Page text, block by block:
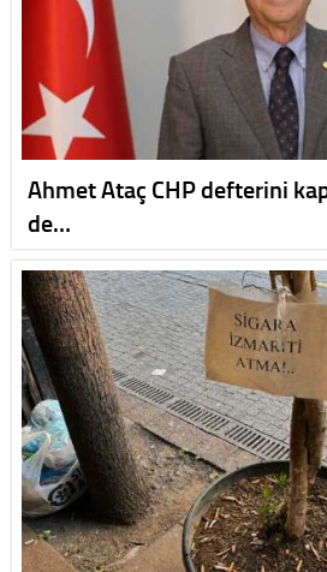
Ahmet Ataç CHP defterini
de…